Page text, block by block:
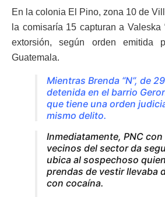
En la colonia El Pino, zona 10 de
la comisaría 15 capturan a Valeska
extorsión, según orden emitida
Guatemala.
Mientras Brenda “N”, de
detenida en el barrio
que tiene una orden
mismo delito.
Inmediatamente, PNC
vecinos del sector da
ubica al sospechoso
prendas de vestir llevaba
con cocaína.